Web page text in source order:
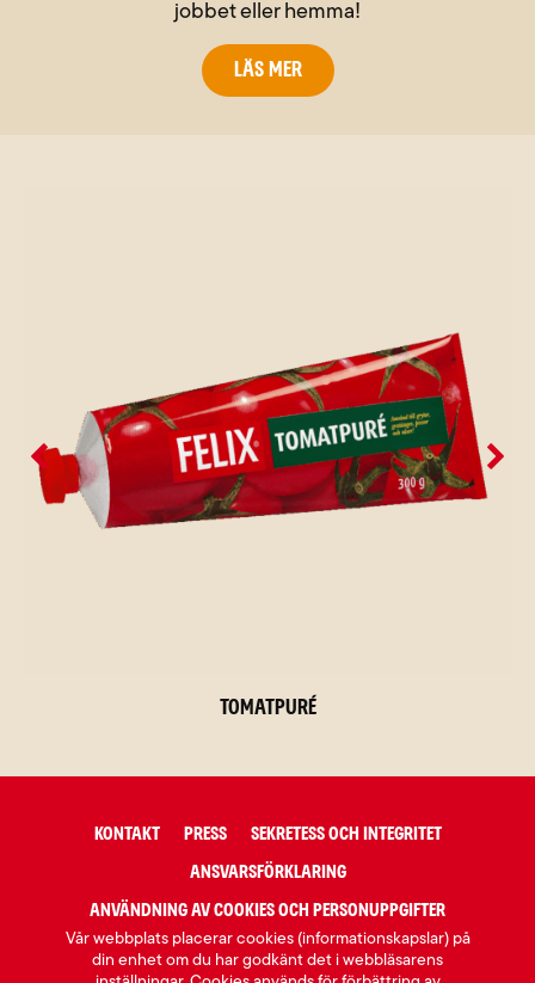
jobbet eller hemma!
Läs mer
Tomatpuré
KONTAKT PRESS
SEKRETESS OCH INTEGRITET
ANSVARSFÖRKLARING
ANVÄNDNING AV COOKIES OCH PERSONUPPGIFTER
Vår webbplats placerar cookies (informationskapslar) på
din enhet om du har godkänt det i webbläsarens